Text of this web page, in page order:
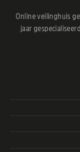
Online veilinghuis
jaar